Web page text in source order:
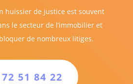
huissier de justice est souvent
le secteur de l’immobilier et
de nombreux litiges.
51 84 22